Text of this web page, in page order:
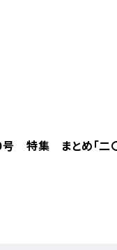
号 特集 まとめ「二